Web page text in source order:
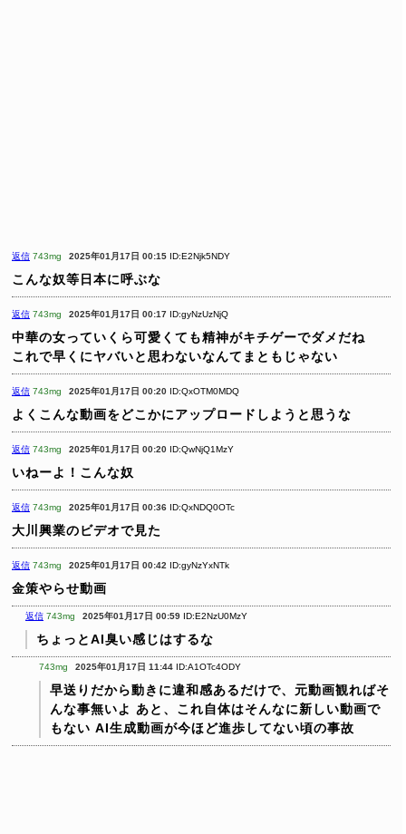
返信 743mg 2025年01月17日 00:15 ID:E2Njk5NDY
こんな奴等日本に呼ぶな
返信 743mg 2025年01月17日 00:17 ID:gyNzUzNjQ
中華の女っていくら可愛くても精神がキチゲーでダメだね
これで早くにヤバいと思わないなんてまともじゃない
返信 743mg 2025年01月17日 00:20 ID:QxOTM0MDQ
よくこんな動画をどこかにアップロードしようと思うな
返信 743mg 2025年01月17日 00:20 ID:QwNjQ1MzY
いねーよ！こんな奴
返信 743mg 2025年01月17日 00:36 ID:QxNDQ0OTc
大川興業のビデオで見た
返信 743mg 2025年01月17日 00:42 ID:gyNzYxNTk
金策やらせ動画
返信 743mg 2025年01月17日 00:59 ID:E2NzU0MzY
ちょっとAI臭い感じはするな
743mg 2025年01月17日 11:44 ID:A1OTc4ODY
早送りだから動きに違和感あるだけで、元動画観ればそ
んな事無いよ あと、これ自体はそんなに新しい動画で
もない AI生成動画が今ほど進歩してない頃の事故